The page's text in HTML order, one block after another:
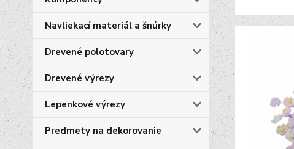
Navliekací materiál a šnúrky
Drevené polotovary
Drevené výrezy
Lepenkové výrezy
Predmety na dekorovanie